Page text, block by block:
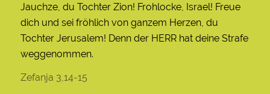
Jauchze, du Tochter Zion! Frohlocke, Israel! Freue
dich und sei fröhlich von ganzem Herzen, du
Tochter Jerusalem! Denn der HERR hat deine Strafe
weggenommen.
Zefanja 3,14-15